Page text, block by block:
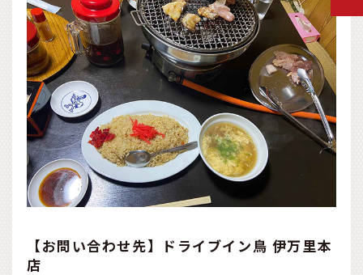
【お問い合わせ先】ドライブイン鳥 伊万里本
店